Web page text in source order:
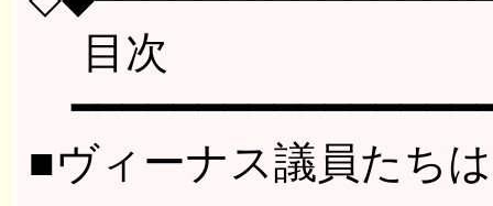
目次
■ヴィーナス議員たち